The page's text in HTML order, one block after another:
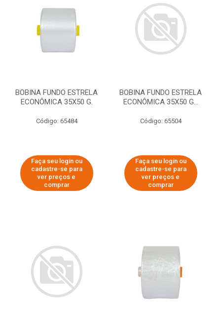
BOBINA FUNDO ESTRELA
ECONÔMICA 35X50 G.
Código: 65484
Faça seu login ou
cadastre-se para
ver preços e
comprar
BOBINA FUNDO ESTRELA
ECONÔMICA 35X50 G...
Código: 65504
Faça seu login ou
cadastre-se para
ver preços e
comprar